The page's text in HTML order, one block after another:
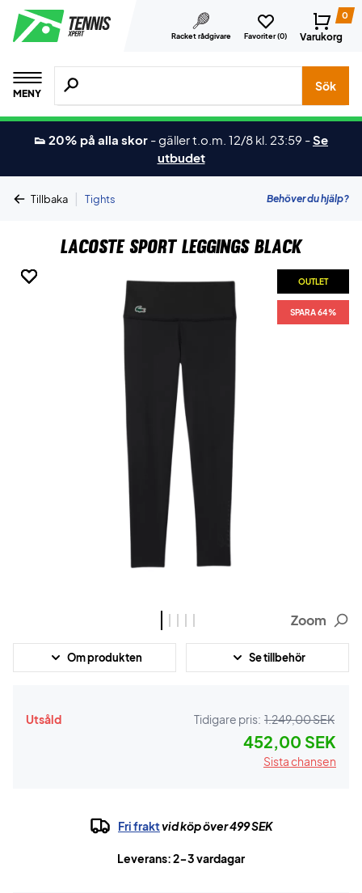
Racket rådgivare Favoriter (0)
0
Varukorg
MENY
Sök efter produkter, märken osv.
Sök
👟 20% på alla skor -gäller t.o.m. 12/8 kl. 23:59 -Se
utbudet
Tillbaka | Tights Behöver du hjälp?
Lacoste Sport Leggings Black
OUTLET
SPARA 64%
OUTLET
SPARA 64%
OUTLET
SPARA 64%
OUTLET
SPARA 64%
OUTLET
SPARA 64%
Zoom
Om produkten Se tillbehör
Utsåld Tidigare pris: 1.249,00 SEK
452,00 SEK
Sista chansen
Fri fraktvid köp över 499 SEK
Leverans: 2-3 vardagar